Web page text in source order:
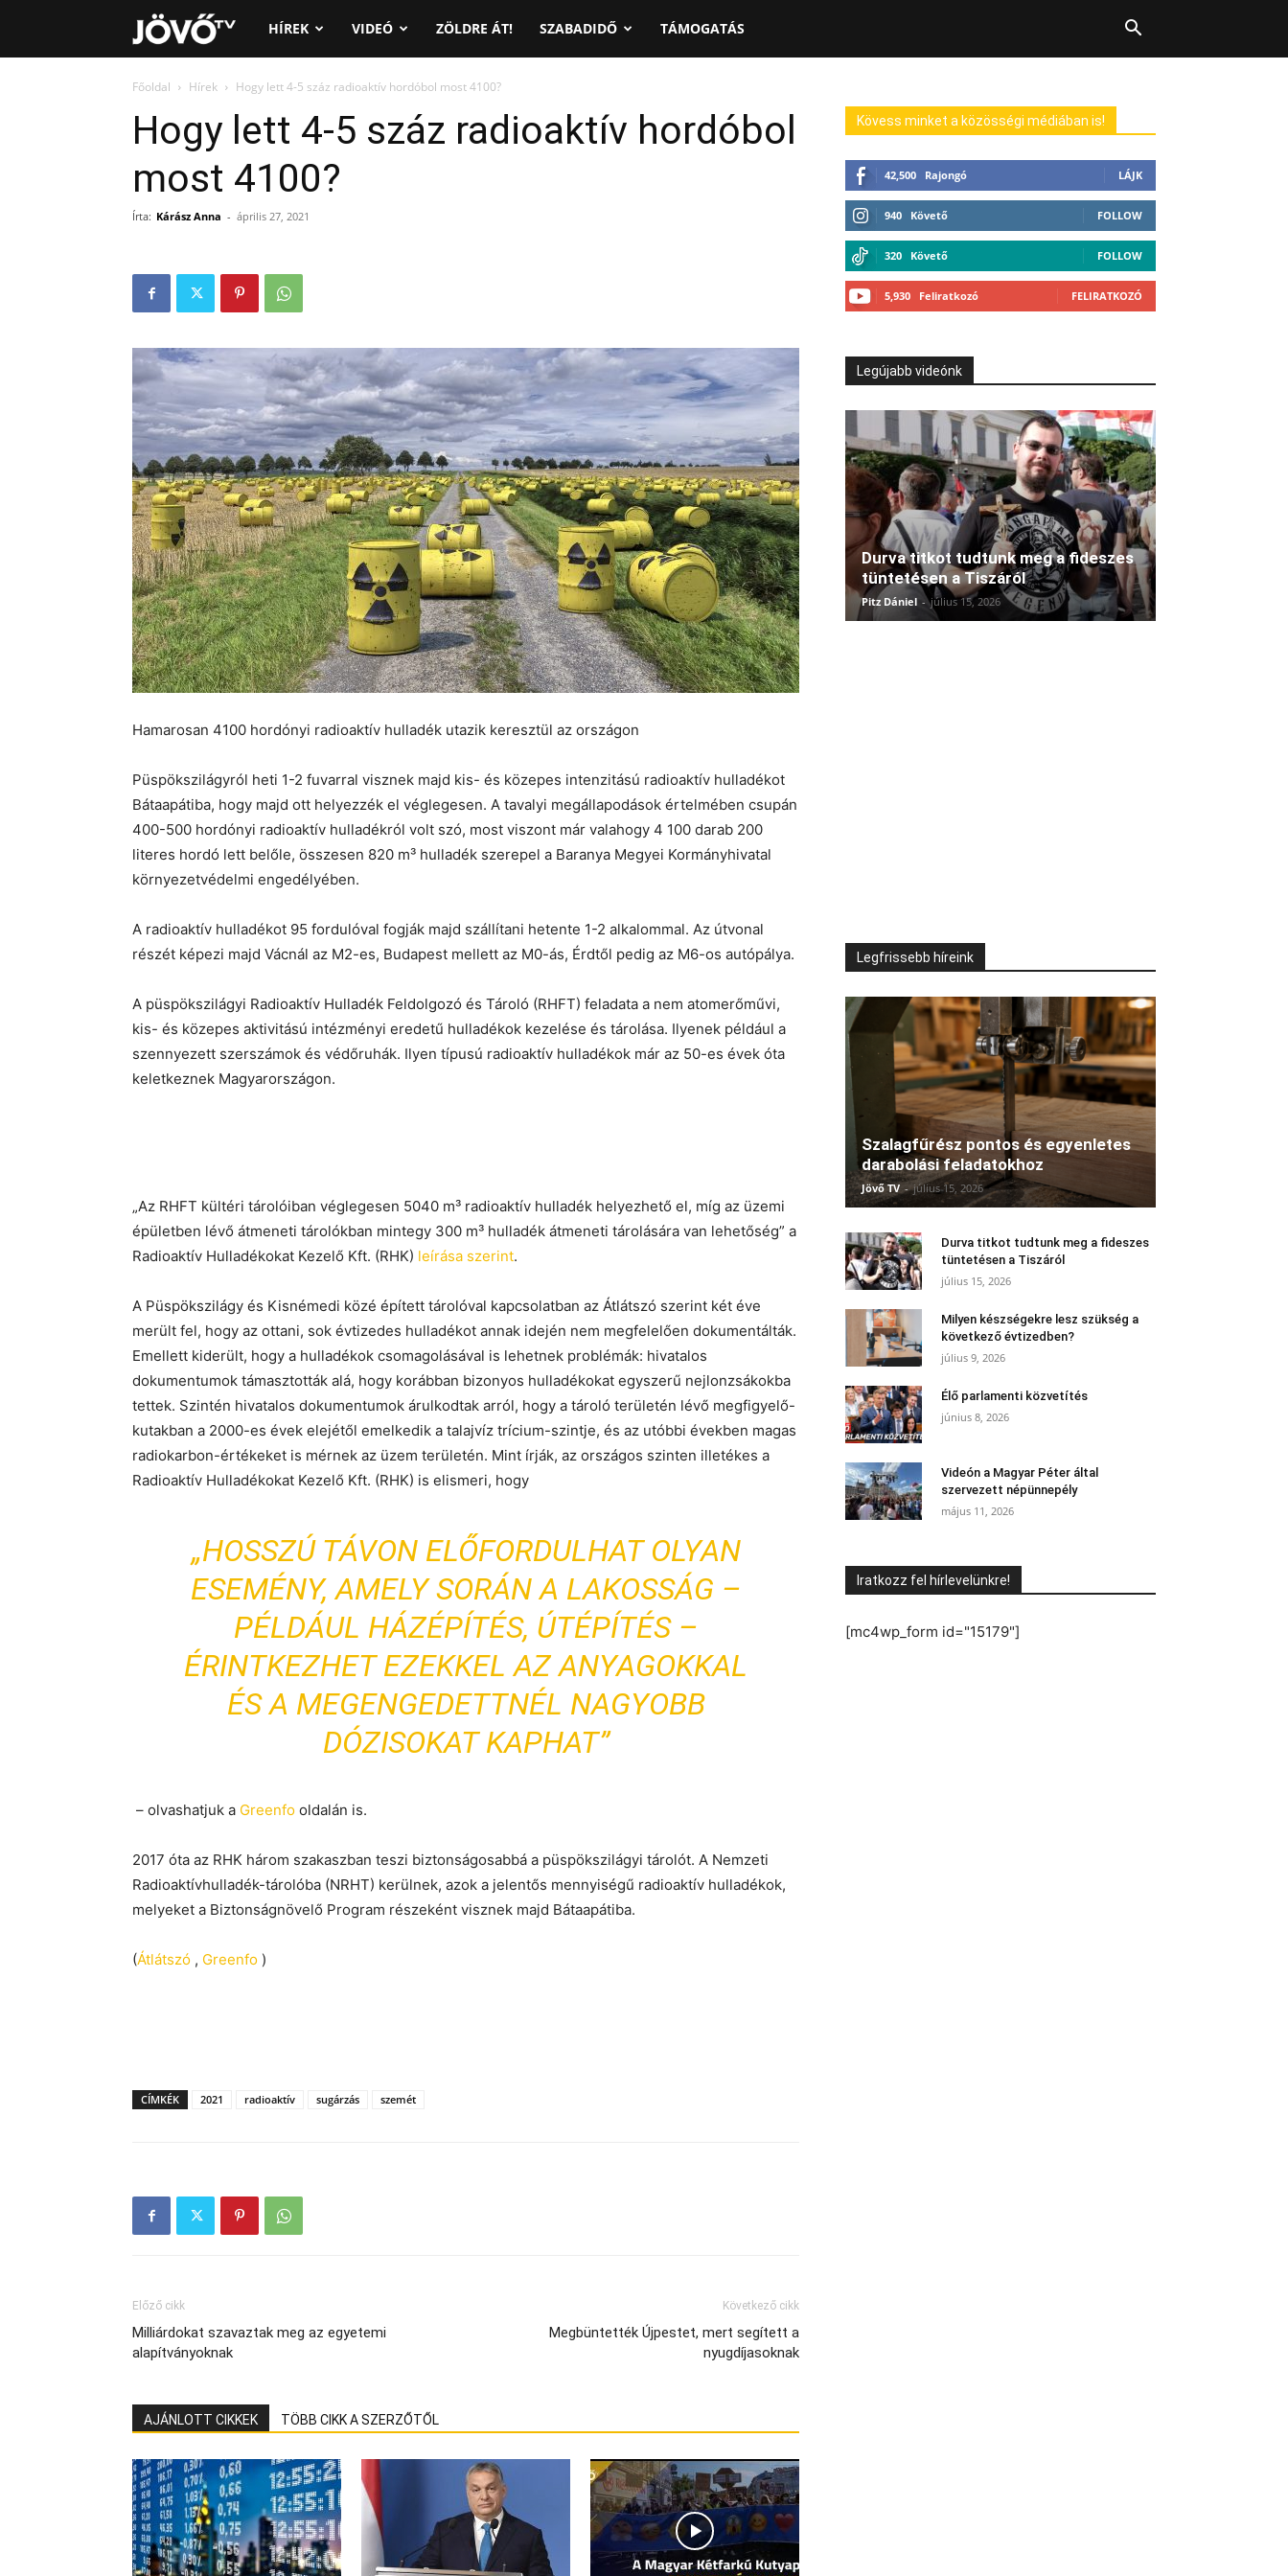
Jövő
TV
HÍREK VIDEÓ ZÖLDRE ÁT! SZABADIDŐ TÁMOGATÁS
Főoldal Hírek Hogy lett 4-5 száz radioaktív hordóbol most 4100?
Hogy lett 4-5 száz radioaktív hordóbol
most 4100?
Írta: Kárász Anna - április 27, 2021
Hamarosan 4100 hordónyi radioaktív hulladék utazik keresztül az országon
Püspökszilágyról heti 1-2 fuvarral visznek majd kis- és közepes intenzitású radioaktív hulladékot
Bátaapátiba, hogy majd ott helyezzék el véglegesen. A tavalyi megállapodások értelmében csupán
400-500 hordónyi radioaktív hulladékról volt szó, most viszont már valahogy 4 100 darab 200
literes hordó lett belőle, összesen 820 m³ hulladék szerepel a Baranya Megyei Kormányhivatal
környezetvédelmi engedélyében.
A radioaktív hulladékot 95 fordulóval fogják majd szállítani hetente 1-2 alkalommal. Az útvonal
részét képezi majd Vácnál az M2-es, Budapest mellett az M0-ás, Érdtől pedig az M6-os autópálya.
A püspökszilágyi Radioaktív Hulladék Feldolgozó és Tároló (RHFT) feladata a nem atomerőművi,
kis- és közepes aktivitású intézményi eredetű hulladékok kezelése és tárolása. Ilyenek például a
szennyezett szerszámok és védőruhák. Ilyen típusú radioaktív hulladékok már az 50-es évek óta
keletkeznek Magyarországon.
„Az RHFT kültéri tárolóiban véglegesen 5040 m³ radioaktív hulladék helyezhető el, míg az üzemi
épületben lévő átmeneti tárolókban mintegy 300 m³ hulladék átmeneti tárolására van lehetőség” a
Radioaktív Hulladékokat Kezelő Kft. (RHK) leírása szerint.
A Püspökszilágy és Kisnémedi közé épített tárolóval kapcsolatban az Átlátszó szerint két éve
merült fel, hogy az ottani, sok évtizedes hulladékot annak idején nem megfelelően dokumentálták.
Emellett kiderült, hogy a hulladékok csomagolásával is lehetnek problémák: hivatalos
dokumentumok támasztották alá, hogy korábban bizonyos hulladékokat egyszerű nejlonzsákokba
tettek. Szintén hivatalos dokumentumok árulkodtak arról, hogy a tároló területén lévő megfigyelő-
kutakban a 2000-es évek elejétől emelkedik a talajvíz trícium-szintje, és az utóbbi években magas
radiokarbon-értékeket is mérnek az üzem területén. Mint írják, az országos szinten illetékes a
Radioaktív Hulladékokat Kezelő Kft. (RHK) is elismeri, hogy
„HOSSZÚ TÁVON ELŐFORDULHAT OLYAN
ESEMÉNY, AMELY SORÁN A LAKOSSÁG –
PÉLDÁUL HÁZÉPÍTÉS, ÚTÉPÍTÉS –
ÉRINTKEZHET EZEKKEL AZ ANYAGOKKAL
ÉS A MEGENGEDETTNÉL NAGYOBB
DÓZISOKAT KAPHAT”
– olvashatjuk a Greenfo oldalán is.
2017 óta az RHK három szakaszban teszi biztonságosabbá a püspökszilágyi tárolót. A Nemzeti
Radioaktívhulladék-tárolóba (NRHT) kerülnek, azok a jelentős mennyiségű radioaktív hulladékok,
melyeket a Biztonságnövelő Program részeként visznek majd Bátaapátiba.
(Átlátszó , Greenfo )
CÍMKÉK 2021 radioaktív sugárzás szemét
Előző cikk
Milliárdokat szavaztak meg az egyetemi
alapítványoknak
Következő cikk
Megbüntették Újpestet, mert segített a
nyugdíjasoknak
AJÁNLOTT CIKKEK TÖBB CIKK A SZERZŐTŐL
Kövess minket a közösségi médiában is!
42,500 Rajongó LÁJK
940 Követő FOLLOW
320 Követő FOLLOW
5,930 Feliratkozó FELIRATKOZÓ
Legújabb videónk
Durva titkot tudtunk meg a fideszes
tüntetésen a Tiszáról
Pitz Dániel - július 15, 2026
Legfrissebb híreink
Szalagfűrész pontos és egyenletes
darabolási feladatokhoz
Jövő TV - július 15, 2026
Durva titkot tudtunk meg a fideszes
tüntetésen a Tiszáról
július 15, 2026
Milyen készségekre lesz szükség a
következő évtizedben?
július 9, 2026
Élő parlamenti közvetítés
június 8, 2026
Videón a Magyar Péter által
szervezett népünnepély
május 11, 2026
Iratkozz fel hírlevelünkre!
[mc4wp_form id="15179"]